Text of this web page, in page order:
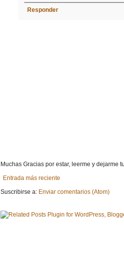
Responder
Muchas Gracias por estar, leerme y dejarme
Entrada más reciente
Suscribirse a: Enviar comentarios (Atom)